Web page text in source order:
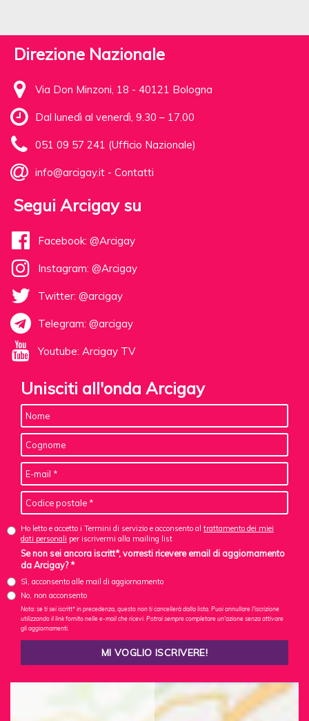
Direzione Nazionale
Via Don Minzoni, 18 - 40121 Bologna
Dal lunedì al venerdì, 9.30 – 17.00
051 09 57 241 (Ufficio Nazionale)
info@arcigay.it - Contatti
Segui Arcigay su
Facebook: @Arcigay
Instagram: @Arcigay
Twitter: @arcigay
Telegram: @arcigay
Youtube: Arcigay TV
Unisciti all'onda Arcigay
Ho letto e accetto i Termini di servizio e acconsento al trattamento dei miei
dati personali per iscrivermi alla mailing list
Se non sei ancora iscritt*, vorresti ricevere email di aggiornamento
da Arcigay? *
Sì, acconsento alle mail di aggiornamento
No, non acconsento
Nota: se ti sei iscritt* in precedenza, questo non ti cancellerà dalla lista. Puoi annullare l'iscrizione
utilizzando il link fornito nelle e-mail che ricevi. Potrai sempre completare un'azione senza attivare
gli aggiornamenti.